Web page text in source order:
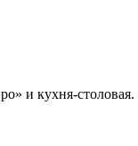
и кухня-столовая.